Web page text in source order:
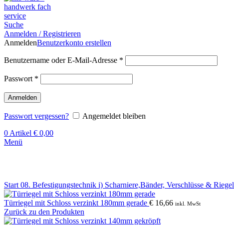
Suche
Anmelden / Registrieren
AnmeldenBenutzerkonto erstellen
Benutzername oder E-Mail-Adresse *
Passwort *
Anmelden
Passwort vergessen?
Angemeldet bleiben
0 Artikel € 0,00
Menü
Start 08. Befestigungstechnik i) Scharniere,Bänder, Verschlüsse & Riegel
Türriegel mit Schloss verzinkt 180mm gerade € 16,66 inkl. MwSt
Zurück zu den Produkten